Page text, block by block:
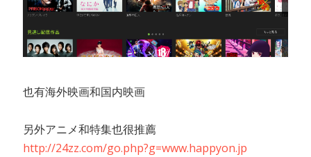
也有海外映画和国内映画
另外アニメ和特集也很推薦
http://24zz.com/go.php?g=www.happyon.jp